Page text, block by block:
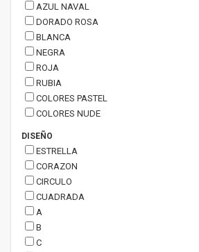
AZUL NAVAL
DORADO ROSA
BLANCA
NEGRA
ROJA
RUBIA
COLORES PASTEL
COLORES NUDE
DISEÑO
ESTRELLA
CORAZON
CIRCULO
CUADRADA
A
B
C